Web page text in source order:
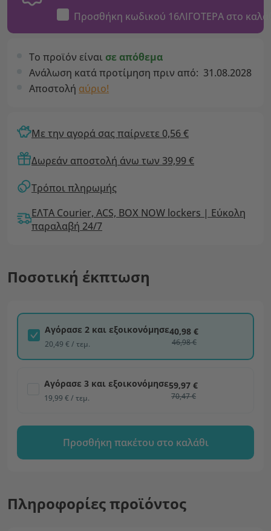
Προσθήκη κωδικού 16ΛΙΓΟΤΕΡΑ στο
Το προϊόν είναι σε απόθεμα
Ανάλωση κατά προτίμηση πριν από: 31.08.2028
Αποστολή αύριο!
Με την αγορά σας παίρνετε 0,56 €
Δωρεάν αποστολή άνω των 39,99 €
Τρόποι πληρωμής
ΕΛΤΑ Courier, ACS, BOX NOW lockers | Εύκολη
παραλαβή 24/7
Ποσοτική έκπτωση
Αγόρασε 2 και εξοικονόμησε
20,49 € / τεμ.
40,98 €
46,98 €
Αγόρασε 3 και εξοικονόμησε
19,99 € / τεμ.
59,97 €
70,47 €
Προσθήκη πακέτου στο καλάθι
Πληροφορίες προϊόντος